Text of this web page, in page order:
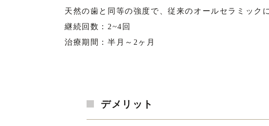
天然の歯と同等の強度で、従来のオールセラミック
継続回数：2~4回
治療期間：半月～2ヶ月
デメリット